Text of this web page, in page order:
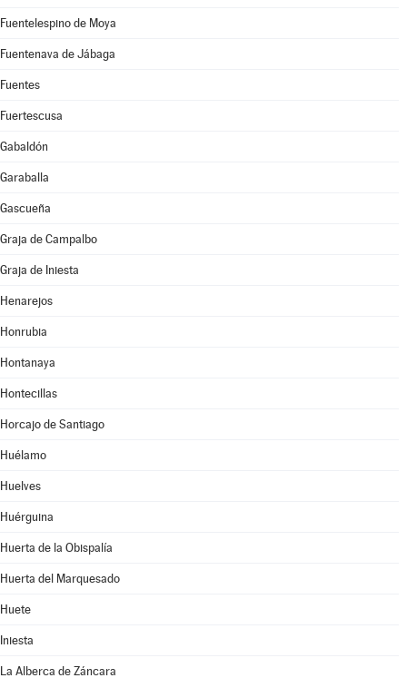
Fuentelespino de Moya
Fuentenava de Jábaga
Fuentes
Fuertescusa
Gabaldón
Garaballa
Gascueña
Graja de Campalbo
Graja de Iniesta
Henarejos
Honrubia
Hontanaya
Hontecillas
Horcajo de Santiago
Huélamo
Huelves
Huérguina
Huerta de la Obispalía
Huerta del Marquesado
Huete
Iniesta
La Alberca de Záncara